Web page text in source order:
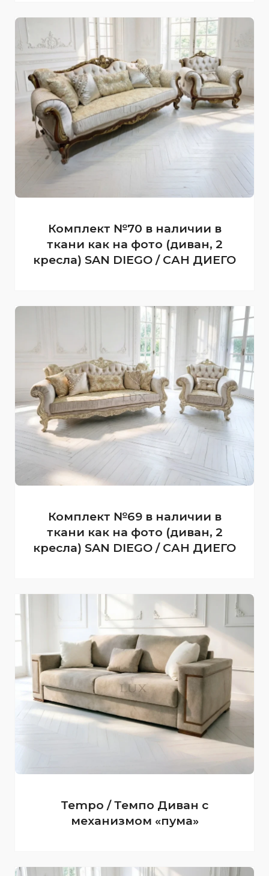
Комплект №70 в наличии в
ткани как на фото (диван, 2
кресла) SAN DIEGO / САН ДИЕГО
Комплект №69 в наличии в
ткани как на фото (диван, 2
кресла) SAN DIEGO / САН ДИЕГО
Tempo / Темпо Диван с
механизмом «пума»